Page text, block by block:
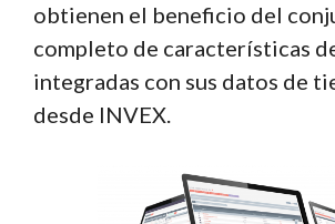
obtienen el beneficio del
completo de características
integradas con sus datos de
desde INVEX.